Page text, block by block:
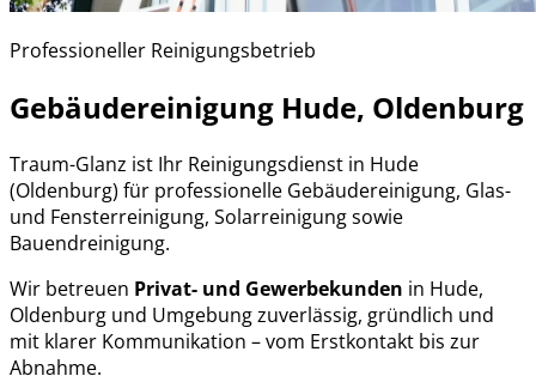
Professioneller Reinigungsbetrieb
Gebäudereinigung Hude, Oldenburg
Traum-Glanz ist Ihr Reinigungsdienst in Hude
(Oldenburg) für professionelle Gebäudereinigung, Glas-
und Fensterreinigung, Solarreinigung sowie
Bauendreinigung.
Wir betreuen Privat- und Gewerbekunden in Hude,
Oldenburg und Umgebung zuverlässig, gründlich und
mit klarer Kommunikation – vom Erstkontakt bis zur
Abnahme.